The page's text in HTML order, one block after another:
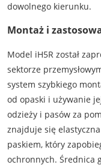
dowolnego kierunku.
Montaż i
Model iH5R został
sektorze
system szybkiego
od opaski i używanie
odzieży i pasów za
znajduje się
paskiem, który
ochronnych. Średnica